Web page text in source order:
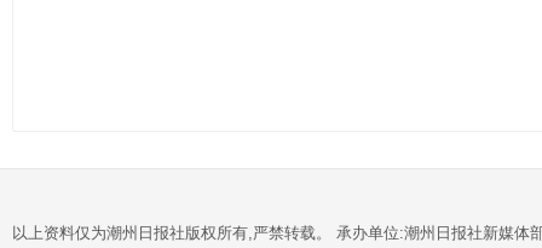
以上资料仅为潮州日报社版权所有,严禁转载。 承办单位:潮州日报社新媒体